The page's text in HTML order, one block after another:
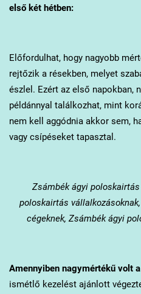
első két hétben:
Előfordulhat, hogy nagyobb
rejtőzik a résekben, melyet
észlel. Ezért az első napokban,
példánnyal találkozhat, mint
nem kell aggódnia akkor sem,
vagy csípéseket tapasztal.
Zsámbékágyi poloskairtás
poloskairtás
cégeknek, Zsámbék ágyi
Amennyiben nagymértékű volt
ismétlő kezelést ajánlott